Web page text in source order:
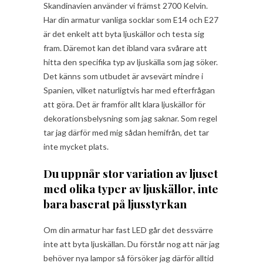
Skandinavien använder vi främst 2700 Kelvin.
Har din armatur vanliga socklar som E14 och E27
är det enkelt att byta ljuskällor och testa sig
fram. Däremot kan det ibland vara svårare att
hitta den specifika typ avljuskälla som jag söker.
Det känns som utbudet är avsevärt mindre i
Spanien, vilket naturligtvis har med efterfrågan
att göra. Det är framför allt klara ljuskällor för
dekorationsbelysning som jag saknar. Som regel
tar jag därför med mig sådan hemifrån, det tar
inte mycket plats.
Du uppnår stor variation av ljuset
med olika typer av ljuskällor, inte
bara baserat på ljusstyrkan
Om din armatur har fast LED går det dessvärre
inte att byta ljuskällan. Du förstår nog att när jag
behöver nya lampor så försöker jag därför alltid